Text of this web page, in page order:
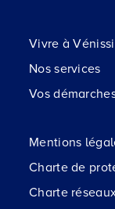
Vivre à
Nos services
Vos
Mentions
Charte de
Charte